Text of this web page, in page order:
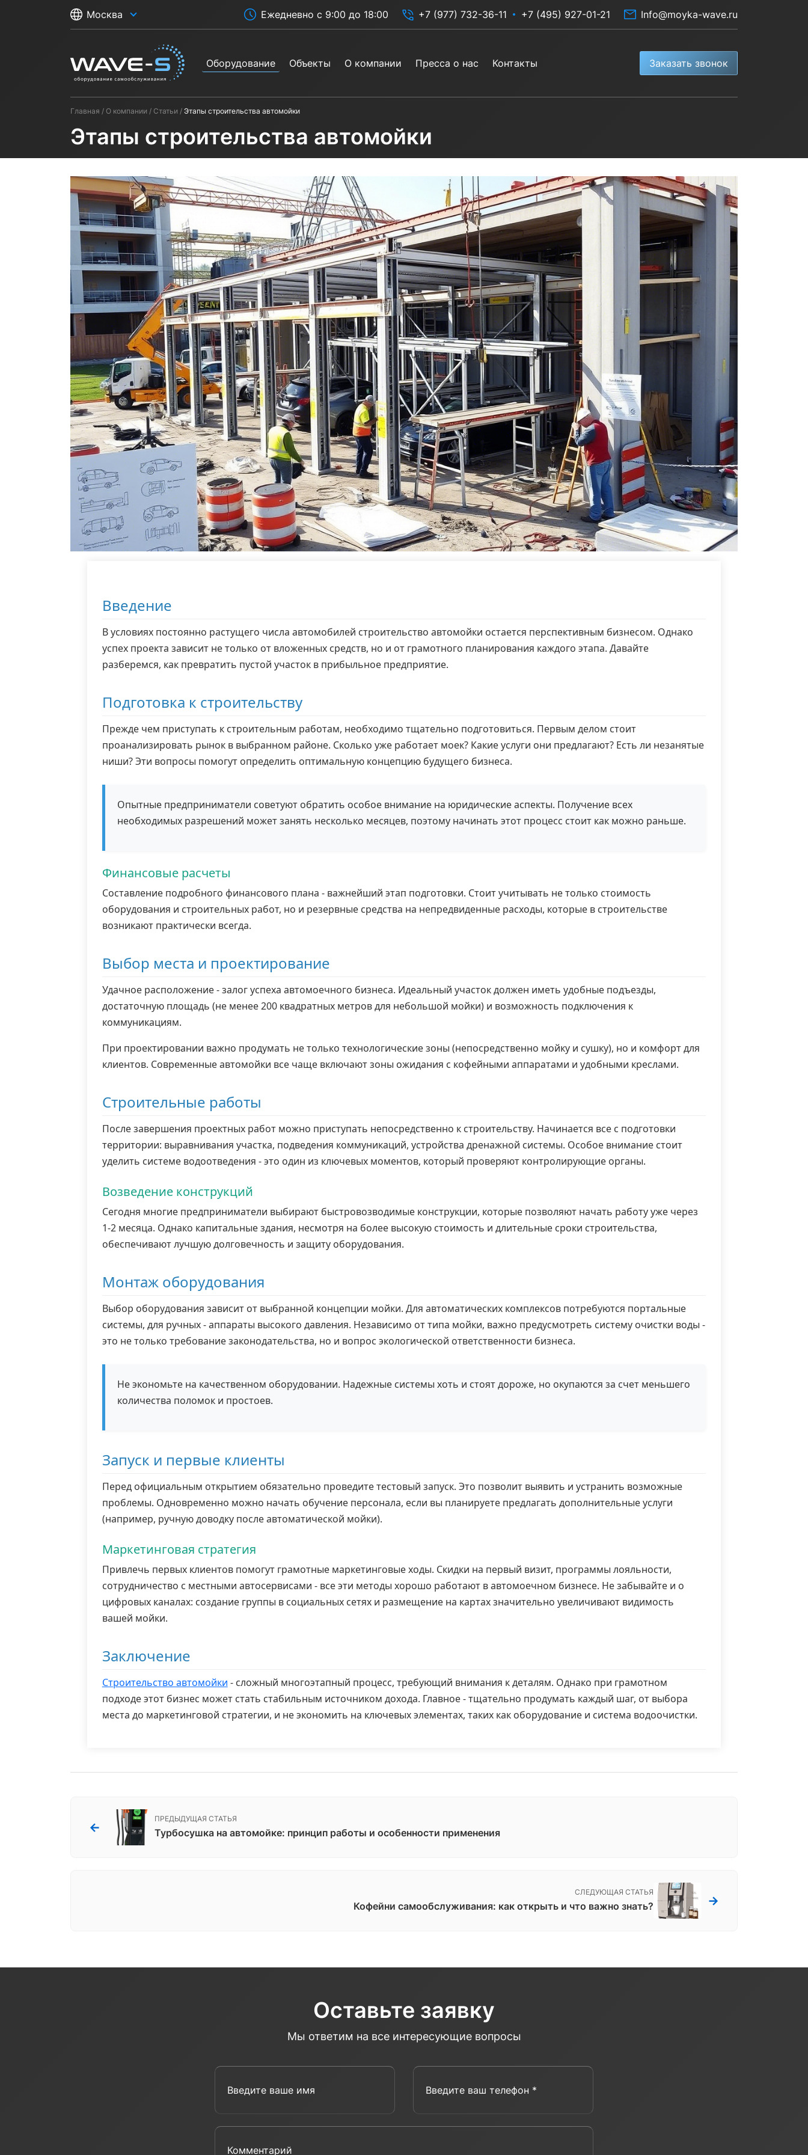
Москва Ежедневно с 9:00 до 18:00 +7 (977) 732-36-11 +7 (495) 927-01-21 Info@moyka-wave.ru
Оборудование Объекты О компании Пресса о нас Контакты Заказать звонок
Главная О компании Статьи Этапы строительства автомойки
Этапы строительства автомойки
Введение
В условиях постоянно растущего числа автомобилей строительство автомойки остается перспективным бизнесом. Однако
успех проекта зависит не только от вложенных средств, но и от грамотного планирования каждого этапа. Давайте
разберемся, как превратить пустой участок в прибыльное предприятие.
Подготовка к строительству
Прежде чем приступать к строительным работам, необходимо тщательно подготовиться. Первым делом стоит
проанализировать рынок в выбранном районе. Сколько уже работает моек? Какие услуги они предлагают? Есть ли незанятые
ниши? Эти вопросы помогут определить оптимальную концепцию будущего бизнеса.
Опытные предприниматели советуют обратить особое внимание на юридические аспекты. Получение всех
необходимых разрешений может занять несколько месяцев, поэтому начинать этот процесс стоит как можно раньше.
Финансовые расчеты
Составление подробного финансового плана - важнейший этап подготовки. Стоит учитывать не только стоимость
оборудования и строительных работ, но и резервные средства на непредвиденные расходы, которые в строительстве
возникают практически всегда.
Выбор места и проектирование
Удачное расположение - залог успеха автомоечного бизнеса. Идеальный участок должен иметь удобные подъезды,
достаточную площадь (не менее 200 квадратных метров для небольшой мойки) и возможность подключения к
коммуникациям.
При проектировании важно продумать не только технологические зоны (непосредственно мойку и сушку), но и комфорт для
клиентов. Современные автомойки все чаще включают зоны ожидания с кофейными аппаратами и удобными креслами.
Строительные работы
После завершения проектных работ можно приступать непосредственно к строительству. Начинается все с подготовки
территории: выравнивания участка, подведения коммуникаций, устройства дренажной системы. Особое внимание стоит
уделить системе водоотведения - это один из ключевых моментов, который проверяют контролирующие органы.
Возведение конструкций
Сегодня многие предприниматели выбирают быстровозводимые конструкции, которые позволяют начать работу уже через
1-2 месяца. Однако капитальные здания, несмотря на более высокую стоимость и длительные сроки строительства,
обеспечивают лучшую долговечность и защиту оборудования.
Монтаж оборудования
Выбор оборудования зависит от выбранной концепции мойки. Для автоматических комплексов потребуются портальные
системы, для ручных - аппараты высокого давления. Независимо от типа мойки, важно предусмотреть систему очистки воды -
это не только требование законодательства, но и вопрос экологической ответственности бизнеса.
Не экономьте на качественном оборудовании. Надежные системы хоть и стоят дороже, но окупаются за счет меньшего
количества поломок и простоев.
Запуск и первые клиенты
Перед официальным открытием обязательно проведите тестовый запуск. Это позволит выявить и устранить возможные
проблемы. Одновременно можно начать обучение персонала, если вы планируете предлагать дополнительные услуги
(например, ручную доводку после автоматической мойки).
Маркетинговая стратегия
Привлечь первых клиентов помогут грамотные маркетинговые ходы. Скидки на первый визит, программы лояльности,
сотрудничество с местными автосервисами - все эти методы хорошо работают в автомоечном бизнесе. Не забывайте и о
цифровых каналах: создание группы в социальных сетях и размещение на картах значительно увеличивают видимость
вашей мойки.
Заключение
Строительство автомойки - сложный многоэтапный процесс, требующий внимания к деталям. Однако при грамотном
подходе этот бизнес может стать стабильным источником дохода. Главное - тщательно продумать каждый шаг, от выбора
места до маркетинговой стратегии, и не экономить на ключевых элементах, таких как оборудование и система водоочистки.
←
ПРЕДЫДУЩАЯ СТАТЬЯ
Турбосушка на автомойке: принцип работы и особенности применения
СЛЕДУЮЩАЯ СТАТЬЯ
Кофейни самообслуживания: как открыть и что важно знать? →
Оставьте заявку
Мы ответим на все интересующие вопросы
Введите ваш телефон *